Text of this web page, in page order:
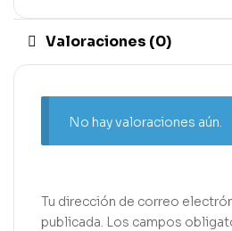
Valoraciones (0)
No hay valoraciones aún.
Tu dirección de correo
publicada. Los campos